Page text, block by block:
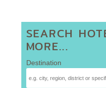
SEARCH
MORE...
Destination